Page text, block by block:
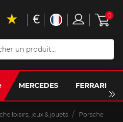
MERCEDES FERRARI
€ 0
loisirs, jeux & jouets
Porsche